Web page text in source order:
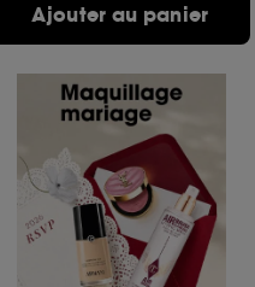
Ajouter au panier